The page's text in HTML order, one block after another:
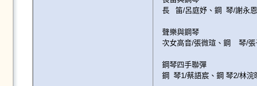
長   笛/呂庭妤、鋼  琴/謝永
聲樂與鋼琴
次女高音/張微瑄、鋼    琴/
鋼琴四手聯彈
鋼  琴1/蔡語宸、鋼 琴2/林浣